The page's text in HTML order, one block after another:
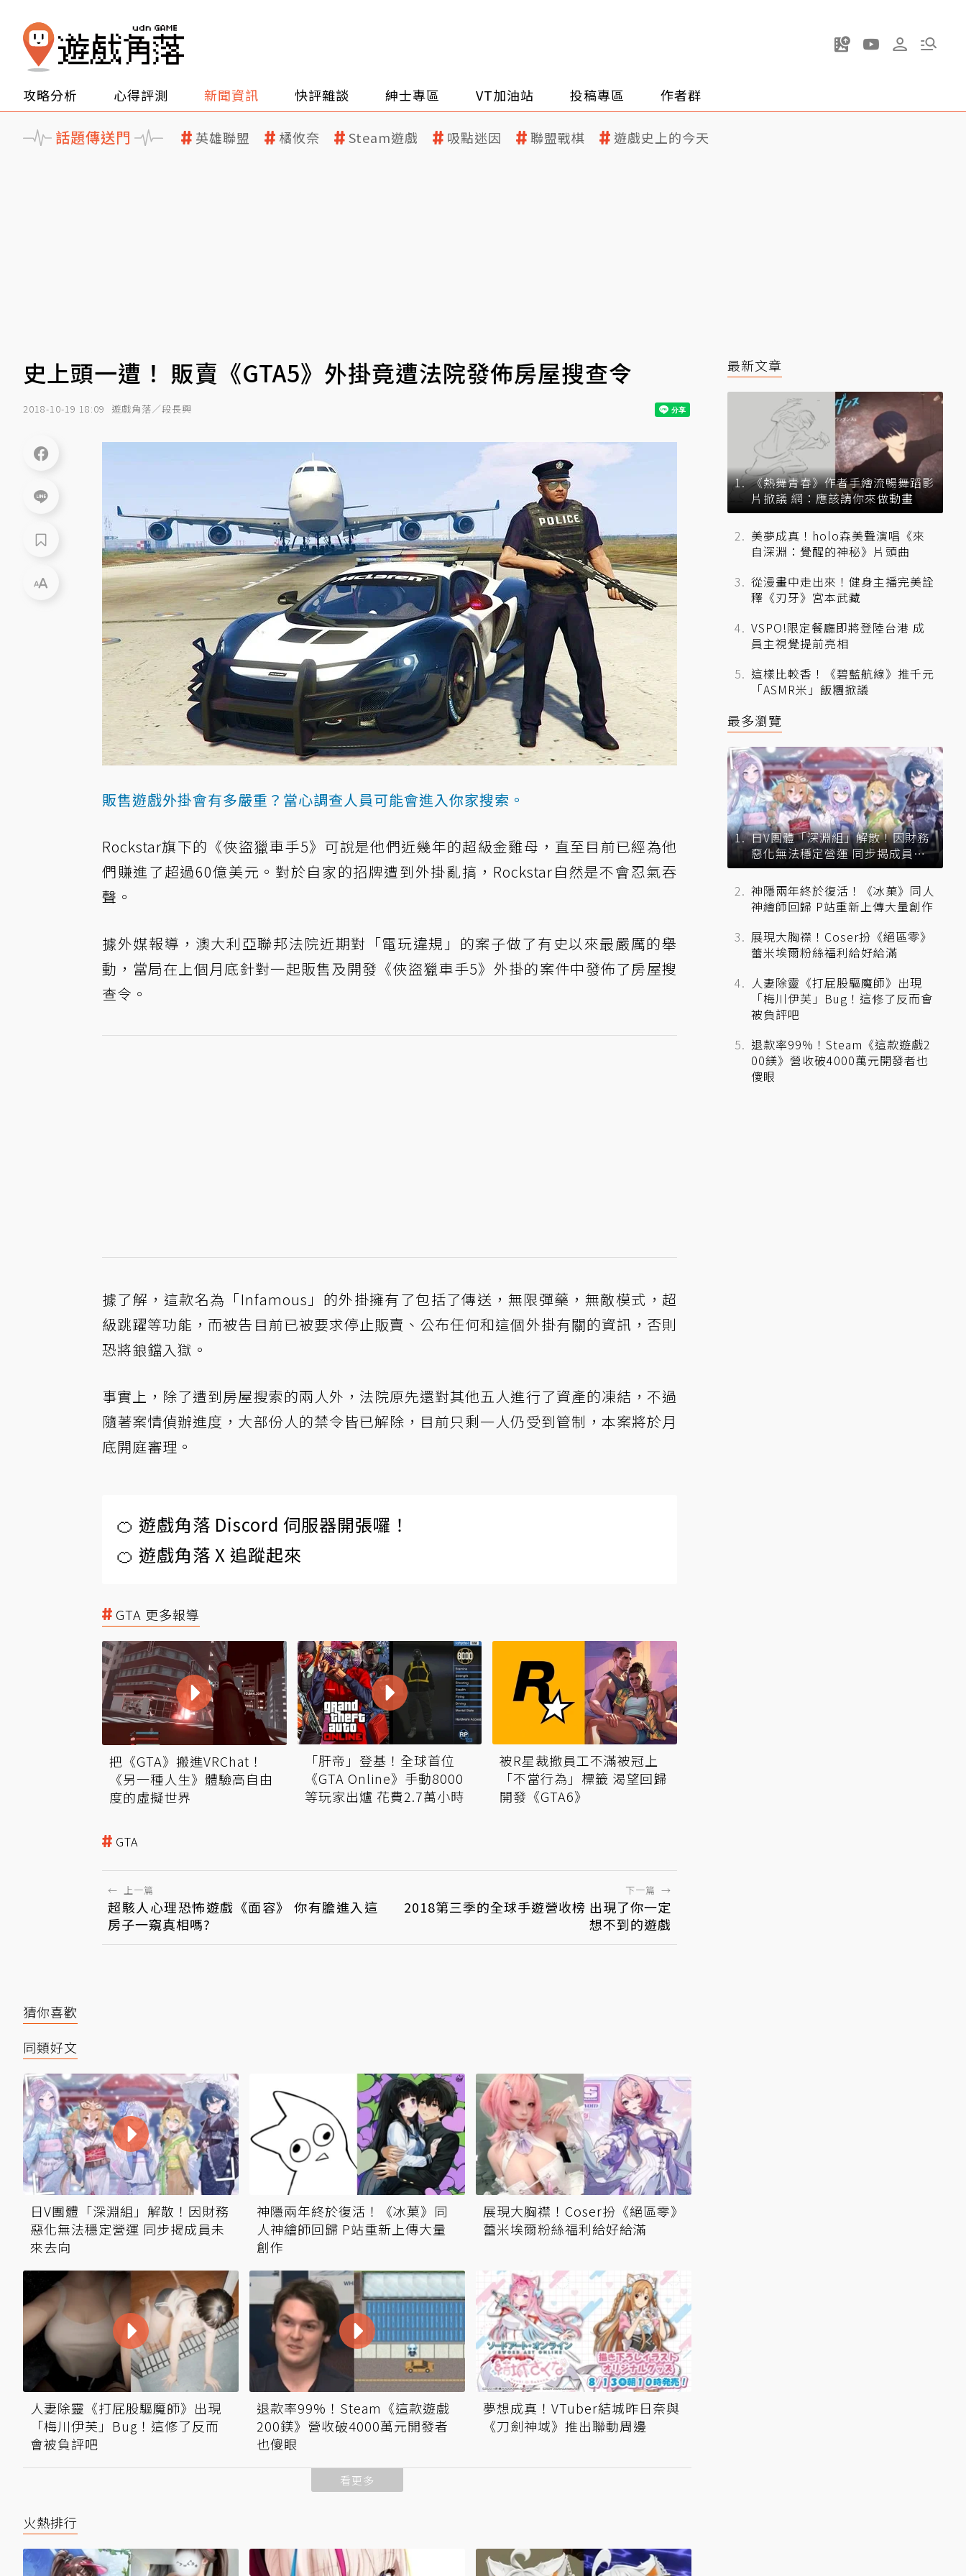
攻略分析 心得評測 新聞資訊 快評雜談 紳士專區 VT加油站 投稿專區 作者群
話題傳送門 英雄聯盟 橘攸奈 Steam遊戲 吸點迷因 聯盟戰棋 遊戲史上的今天
史上頭一遭！ 販賣《GTA5》外掛竟遭法院發佈房屋搜查令
2018-10-19 18:09 遊戲角落／段長興
販售遊戲外掛會有多嚴重？當心調查人員可能會進入你家搜索。
Rockstar旗下的《俠盜獵車手5》可說是他們近幾年的超級金雞母，直至目前已經為他
們賺進了超過60億美元。對於自家的招牌遭到外掛亂搞，Rockstar自然是不會忍氣吞
聲。
據外媒報導，澳大利亞聯邦法院近期對「電玩違規」的案子做了有史以來最嚴厲的舉
動，當局在上個月底針對一起販售及開發《俠盜獵車手5》外掛的案件中發佈了房屋搜
查令。
據了解，這款名為「Infamous」的外掛擁有了包括了傳送，無限彈藥，無敵模式，超
級跳躍等功能，而被告目前已被要求停止販賣、公布任何和這個外掛有關的資訊，否則
恐將鋃鐺入獄。
事實上，除了遭到房屋搜索的兩人外，法院原先還對其他五人進行了資產的凍結，不過
隨著案情偵辦進度，大部份人的禁令皆已解除，目前只剩一人仍受到管制，本案將於月
底開庭審理。
🍊 遊戲角落 Discord 伺服器開張囉！
🍊 遊戲角落 X 追蹤起來
GTA 更多報導
把《GTA》搬進VRChat！
《另一種人生》體驗高自由
度的虛擬世界
「肝帝」登基！全球首位
《GTA Online》手動8000
等玩家出爐 花費2.7萬小時
被R星裁撤員工不滿被冠上
「不當行為」標籤 渴望回歸
開發《GTA6》
GTA
← 上一篇
超駭人心理恐怖遊戲《面容》 你有膽進入這
房子一窺真相嗎?
下一篇 →
2018第三季的全球手遊營收榜 出現了你一定
想不到的遊戲
猜你喜歡
同類好文
日V團體「深淵組」解散！因財務
惡化無法穩定營運 同步揭成員未
來去向
神隱兩年終於復活！《冰菓》同
人神繪師回歸 P站重新上傳大量
創作
展現大胸襟！Coser扮《絕區零》
蕾米埃爾粉絲福利給好給滿
人妻除靈《打屁股驅魔師》出現
「梅川伊芙」Bug！這修了反而
會被負評吧
退款率99%！Steam《這款遊戲
200鎂》營收破4000萬元開發者
也傻眼
夢想成真！VTuber結城昨日奈與
《刀劍神域》推出聯動周邊
看更多
火熱排行
最新文章
《熱舞青春》作者手繪流暢舞蹈影
片掀議 網：應該請你來做動畫
美夢成真！holo森美聲演唱《來
自深淵：覺醒的神秘》片頭曲
從漫畫中走出來！健身主播完美詮
釋《刃牙》宮本武藏
VSPO!限定餐廳即將登陸台港 成
員主視覺提前亮相
這樣比較香！《碧藍航線》推千元
「ASMR米」飯糰掀議
最多瀏覽
日V團體「深淵組」解散！因財務
惡化無法穩定營運 同步揭成員未
來去向
神隱兩年終於復活！《冰菓》同人
神繪師回歸 P站重新上傳大量創作
展現大胸襟！Coser扮《絕區零》
蕾米埃爾粉絲福利給好給滿
人妻除靈《打屁股驅魔師》出現
「梅川伊芙」Bug！這修了反而會
被負評吧
退款率99%！Steam《這款遊戲2
00鎂》營收破4000萬元開發者也
傻眼